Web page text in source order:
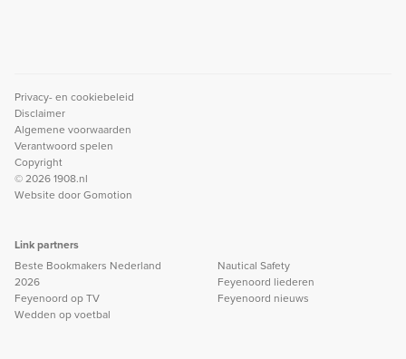
Privacy- en cookiebeleid
Disclaimer
Algemene voorwaarden
Verantwoord spelen
Copyright
© 2026 1908.nl
Website doorGomotion
Link partners
Beste Bookmakers Nederland
2026
Feyenoord op TV
Wedden op voetbal
Nautical Safety
Feyenoord liederen
Feyenoord nieuws